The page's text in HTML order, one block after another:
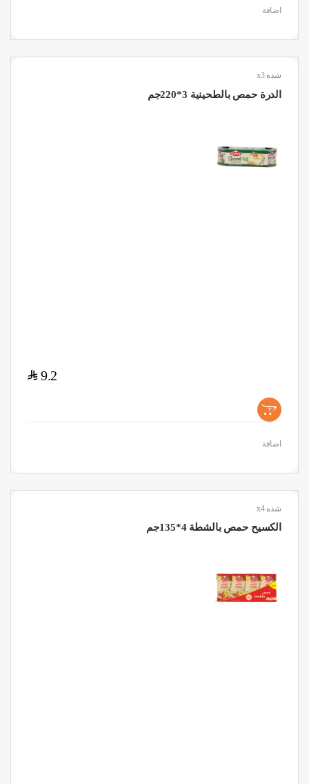
اضافة
شده x3
الدرة حمص بالطحينية 3*220جم
9.2
$
+
اضافة
شده x4
الكسيح حمص بالشطة 4*135جم